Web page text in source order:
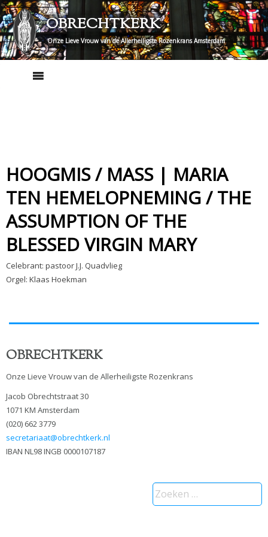
Skip
to
content
OBRECHTKERK
Onze Lieve Vrouw van de Allerheiligste Rozenkrans Amsterdam
HOOGMIS / MASS | MARIA
TEN HEMELOPNEMING / THE
ASSUMPTION OF THE
BLESSED VIRGIN MARY
Celebrant: pastoor J.J. Quadvlieg
Orgel: Klaas Hoekman
OBRECHTKERK
Onze Lieve Vrouw van de Allerheiligste Rozenkrans
Jacob Obrechtstraat 30
1071 KM Amsterdam
(020) 662 3779
secretariaat@obrechtkerk.nl
IBAN NL98 INGB 0000107187
Zoeken
naar: